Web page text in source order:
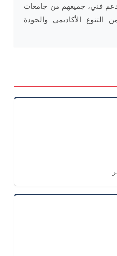
فني، جميعهم من جامعات
التنوع الأكاديمي والجودة